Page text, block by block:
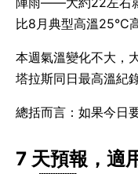
比8月典型高溫25°C
本週氣溫變化不大，
塔拉斯同日最高溫紀
總括而言：如果今日
7 天預報，適